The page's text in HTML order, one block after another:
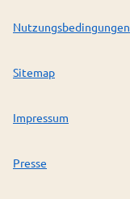
Nutzungsbedingungen
Sitemap
Impressum
Presse